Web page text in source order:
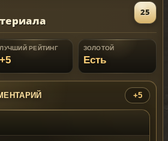
25
ЛУЧШИЙ РЕЙТИНГ
+5
ЗОЛОТОЙ
Есть
+5